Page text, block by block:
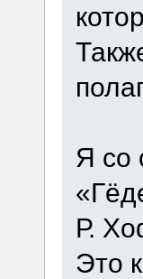
Я со
Р.
Это